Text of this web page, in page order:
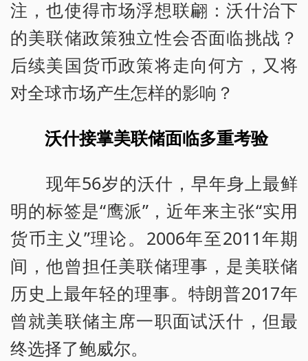
注，也使得市场浮想联翩：沃什治下
的美联储政策独立性会否面临挑战？
后续美国货币政策将走向何方，又将
对全球市场产生怎样的影响？
沃什接掌美联储面临多重考验
现年56岁的沃什，早年身上最鲜
明的标签是“鹰派”，近年来主张“实用
货币主义”理论。2006年至2011年期
间，他曾担任美联储理事，是美联储
历史上最年轻的理事。特朗普2017年
曾就美联储主席一职面试沃什，但最
终选择了鲍威尔。